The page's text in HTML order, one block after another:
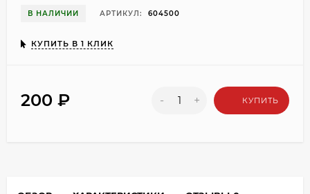
В НАЛИЧИИ АРТИКУЛ: 604500
КУПИТЬ В 1 КЛИК
200 ₽ - + КУПИТЬ